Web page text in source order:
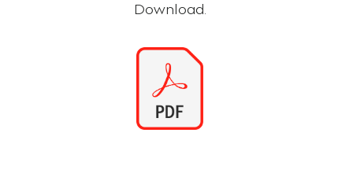
Download.